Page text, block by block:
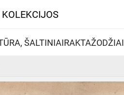
ŠALTINIAIRAKTAŽODŽIAI